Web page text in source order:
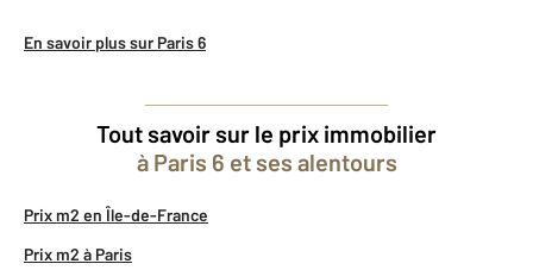
En savoir plus sur Paris 6
Tout savoir sur le prix immobilier
à Paris 6 et ses alentours
Prix m2 en Île-de-France
Prix m2 à Paris